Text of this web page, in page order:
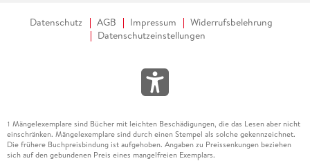
Band 3: Silent Within//
Datenschutz AGB Impressum
Widerrufsbelehrung
Datenschutzeinstellungen
1 Mängelexemplare sind Bücher mit leichten Beschädigungen, die das Lesen aber nicht
einschränken. Mängelexemplare sind durch einen Stempel als solche gekennzeichnet.
Die frühere Buchpreisbindung ist aufgehoben. Angaben zu Preissenkungen beziehen
sich auf den gebundenen Preis eines mangelfreien Exemplars.